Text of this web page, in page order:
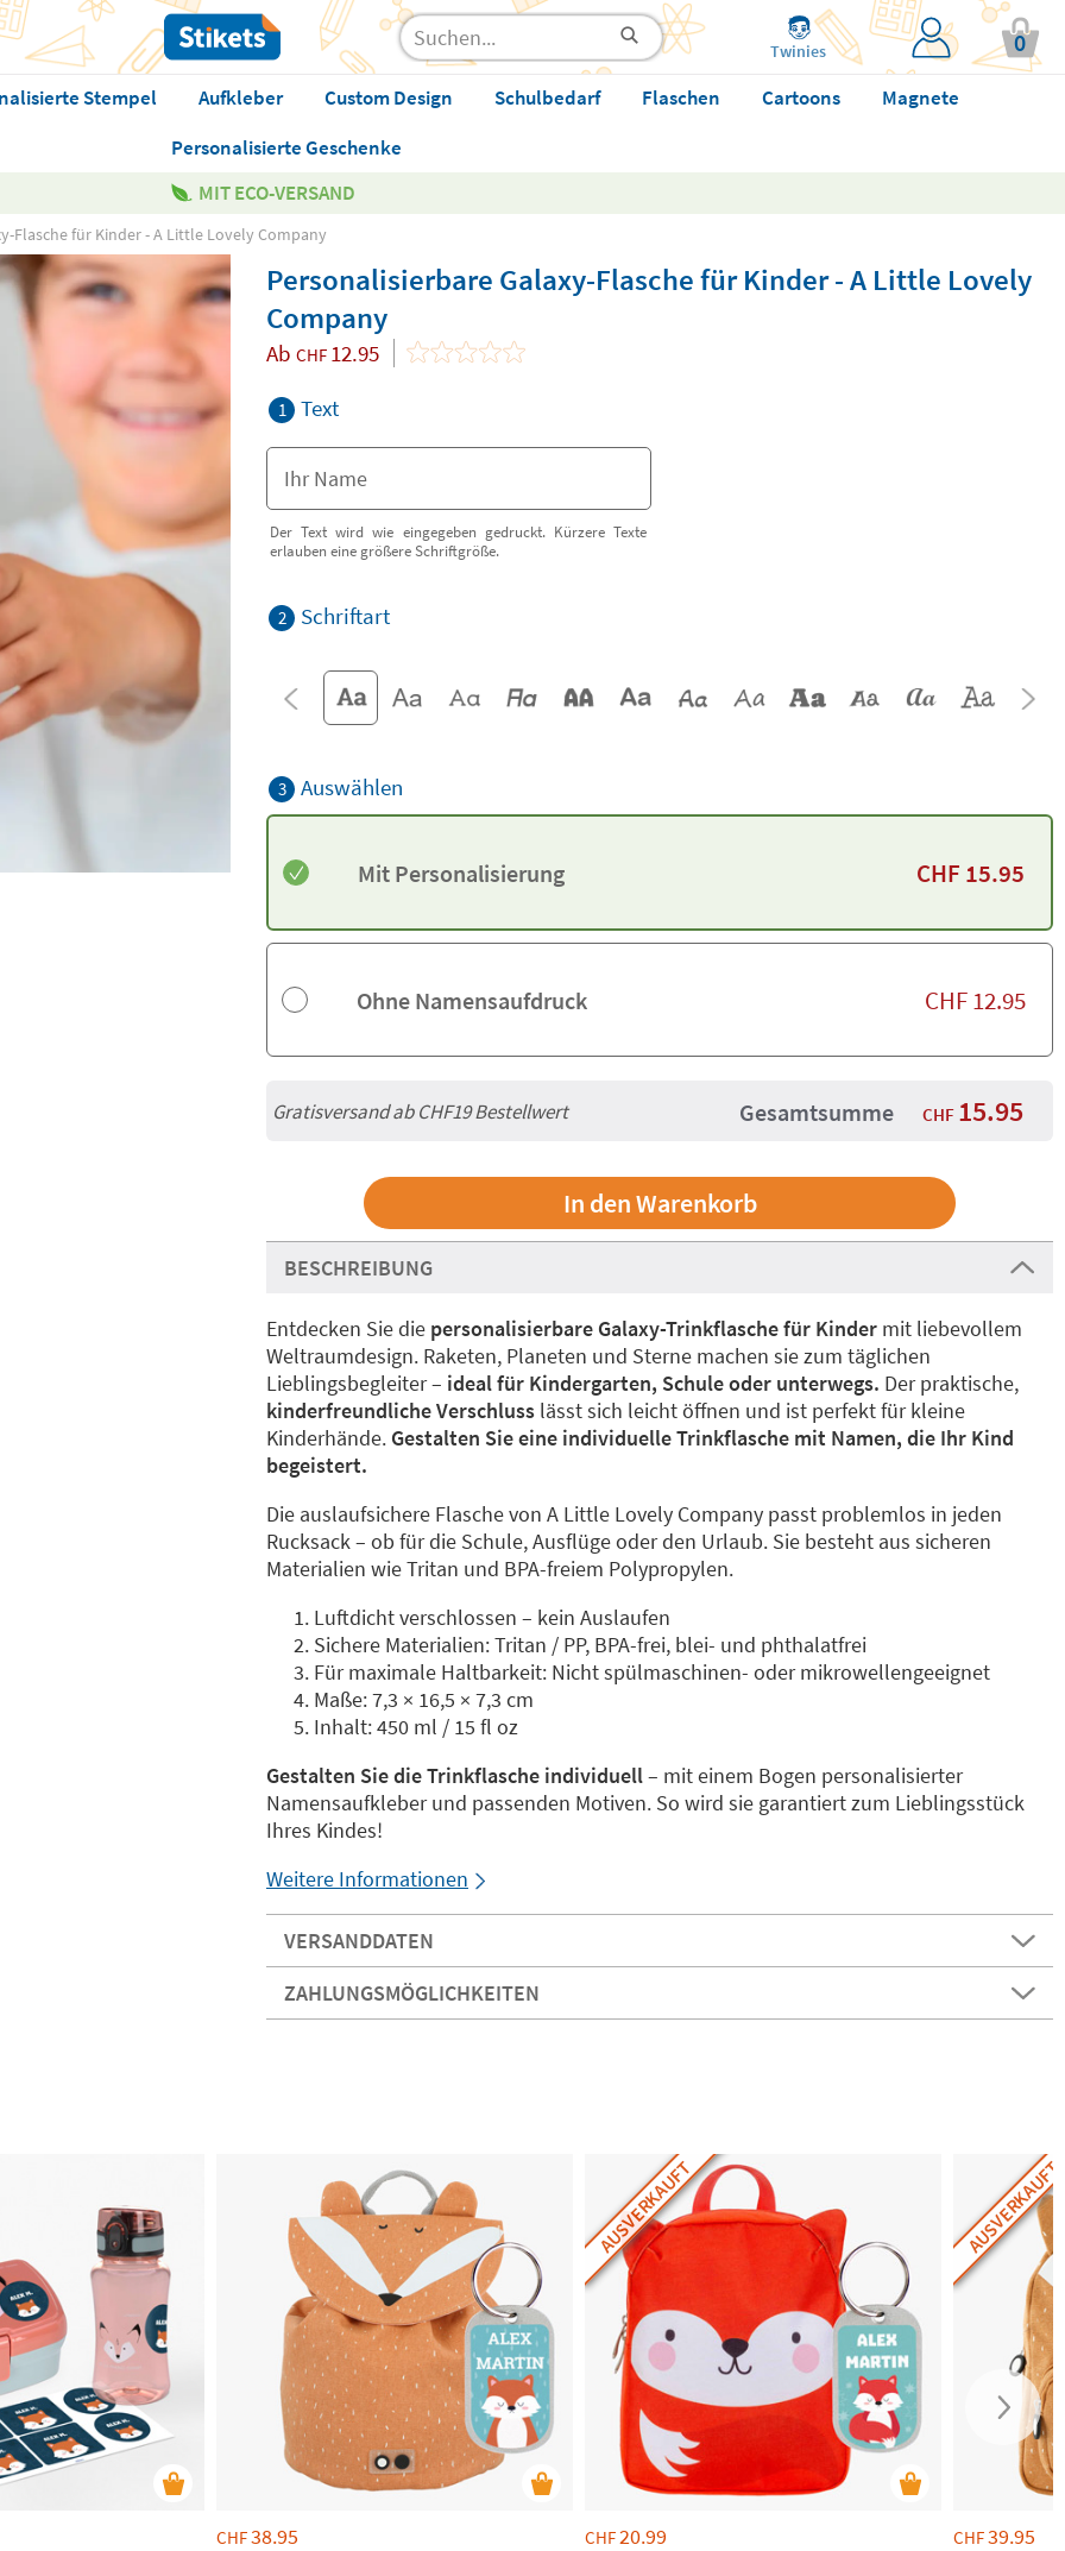
Twinies 0
Stempel Aufkleber Custom Design Schulbedarf Flaschen Cartoons
Magnete
Personalisierte Geschenke
MIT ECO-VERSAND
Flasche für Kinder - A Little Lovely Company
Personalisierbare Galaxy-Flasche für Kinder - A Little Lovely
Company
Ab CHF 12.95
1 Text
Der Text wird wie eingegeben gedruckt. Kürzere Texte
erlauben eine größere Schriftgröße.
2 Schriftart
3 Auswählen
Mit Personalisierung CHF 15.95
Ohne Namensaufdruck CHF12.95
Gratisversand abCHF19Bestellwert Gesamtsumme CHF 15.95
BESCHREIBUNG
Entdecken Sie die personalisierbare Galaxy-Trinkflasche für Kinder mit liebevollem
Weltraumdesign. Raketen, Planeten und Sterne machen sie zum täglichen
Lieblingsbegleiter – ideal für Kindergarten, Schule oder unterwegs. Der praktische,
kinderfreundliche Verschluss lässt sich leicht öffnen und ist perfekt für kleine
Kinderhände. Gestalten Sie eine individuelle Trinkflasche mit Namen, die Ihr Kind
begeistert.
Die auslaufsichere Flasche von A Little Lovely Company passt problemlos in jeden
Rucksack – ob für die Schule, Ausflüge oder den Urlaub. Sie besteht aus sicheren
Materialien wie Tritan und BPA-freiem Polypropylen.
Luftdicht verschlossen – kein Auslaufen
Sichere Materialien: Tritan / PP, BPA-frei, blei- und phthalatfrei
Für maximale Haltbarkeit: Nicht spülmaschinen- oder mikrowellengeeignet
Maße: 7,3 × 16,5 × 7,3 cm
Inhalt: 450 ml / 15 fl oz
Gestalten Sie die Trinkflasche individuell– mit einem Bogen personalisierter
Namensaufkleber und passenden Motiven. So wird sie garantiert zum Lieblingsstück
Ihres Kindes!
Weitere Informationen
VERSANDDATEN
ZAHLUNGSMÖGLICHKEITEN
CHF38.95
AUSVERKAUFT
CHF20.99
AUSVERKAUFT
CHF39.95